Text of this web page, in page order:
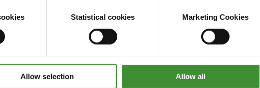
Statistical cookies Marketing Cookies
Allow selection Allow all
o vento, puoi
di vita.
emissioni “in
prodotta, gli